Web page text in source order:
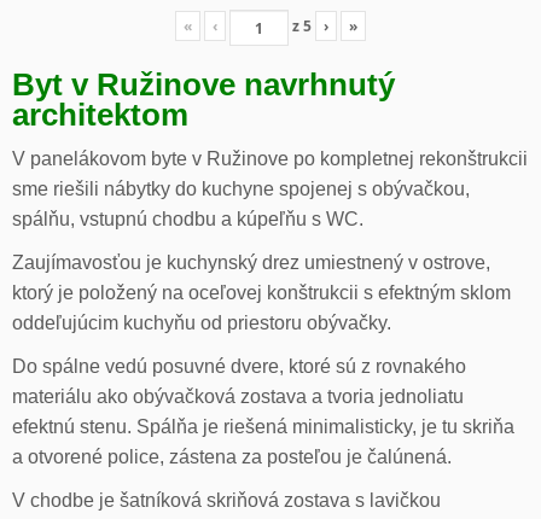
« ‹ z5 › »
Byt v Ružinove navrhnutý
architektom
V panelákovom byte v Ružinove po kompletnej rekonštrukcii
sme riešili nábytky do kuchyne spojenej s obývačkou,
spálňu, vstupnú chodbu a kúpeľňu s WC.
Zaujímavosťou je kuchynský drez umiestnený v ostrove,
ktorý je položený na oceľovej konštrukcii s efektným sklom
oddeľujúcim kuchyňu od priestoru obývačky.
Do spálne vedú posuvné dvere, ktoré sú z rovnakého
materiálu ako obývačková zostava a tvoria jednoliatu
efektnú stenu. Spálňa je riešená minimalisticky, je tu skriňa
a otvorené police, zástena za posteľou je čalúnená.
V chodbe je šatníková skriňová zostava s lavičkou